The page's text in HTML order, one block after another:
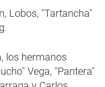
Lobos, "Tartancha"
los hermanos
Vega, "Pantera"